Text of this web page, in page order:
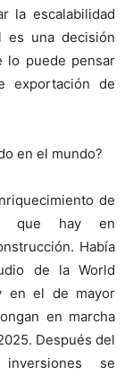
la escalabilidad
es una decisión
lo puede pensar
exportación de
en el mundo?
de
que hay en
Había
de la World
en el de mayor
en marcha
Después del
se